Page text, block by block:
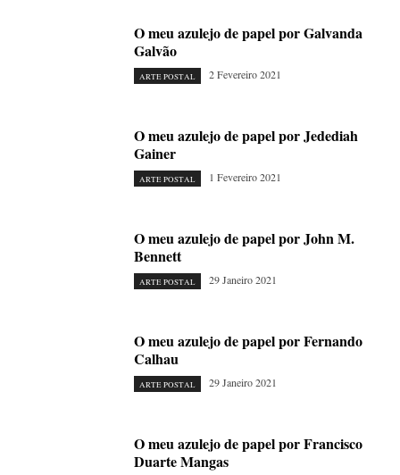
O meu azulejo de papel por Galvanda
Galvão
ARTE POSTAL 2 Fevereiro 2021
O meu azulejo de papel por Jedediah
Gainer
ARTE POSTAL 1 Fevereiro 2021
O meu azulejo de papel por John M.
Bennett
ARTE POSTAL 29 Janeiro 2021
O meu azulejo de papel por Fernando
Calhau
ARTE POSTAL 29 Janeiro 2021
O meu azulejo de papel por Francisco
Duarte Mangas